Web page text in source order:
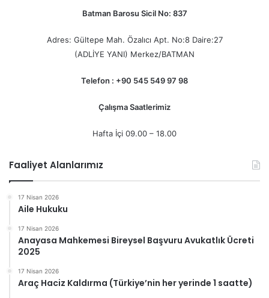
Batman Barosu Sicil No: 837
Adres: Gültepe Mah. Özalıcı Apt. No:8 Daire:27
(ADLİYE YANI) Merkez/BATMAN
Telefon : +90 545 549 97 98
Çalışma Saatlerimiz
Hafta İçi 09.00 – 18.00
Faaliyet Alanlarımız
17 Nisan 2026
Aile Hukuku
17 Nisan 2026
Anayasa Mahkemesi Bireysel Başvuru Avukatlık Ücreti
2025
17 Nisan 2026
Araç Haciz Kaldırma (Türkiye’nin her yerinde 1 saatte)